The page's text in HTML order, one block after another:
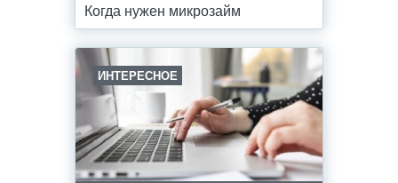
Когда нужен микрозайм
ИНТЕРЕСНОЕ